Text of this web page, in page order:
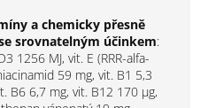
a chemicky přesně
srovnatelným účinkem:
1256 MJ, vit. E (RRR-alfa-
59 mg, vit. B1 5,3
B6 6,7 mg, vit. B12 170 µg,